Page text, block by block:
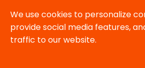
We use cookies to personalize
provide social media features,
traffic to our website.